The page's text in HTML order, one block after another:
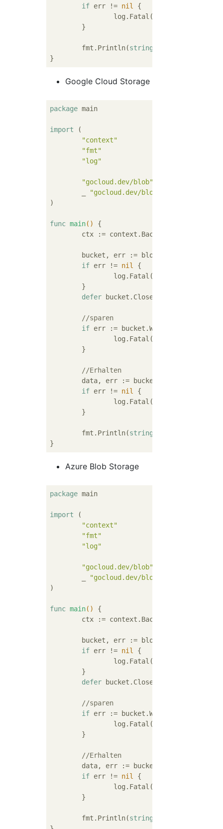
if err != nil
{
	fmt.Println(
string
Google Cloud Storage
package main
import (
"context"
"fmt"
"log"
"gocloud.dev/blob"
"gocloud.dev/blob/gcsblob"
)
func main()
{
bucket, err :=
if err != nil
{
defer bucket.Close()
//sparen
if err := bucket.WriteAll(ctx,
//Erhalten
	data, err := bucket.ReadAll(ctx,
if err != nil
{
	fmt.Println(
string
Azure Blob Storage
package main
import (
"context"
"fmt"
"log"
"gocloud.dev/blob"
"gocloud.dev/blob/azureblob"
)
func main()
{
bucket, err :=
if err != nil
{
defer bucket.Close()
//sparen
if err := bucket.WriteAll(ctx,
//Erhalten
	data, err := bucket.ReadAll(ctx,
if err != nil
{
	fmt.Println(
string